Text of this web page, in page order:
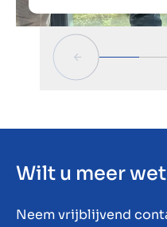
Wilt u meer
Neem vrijblijvend